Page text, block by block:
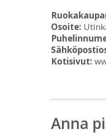
Osoite:
Kotisivut:
Anna